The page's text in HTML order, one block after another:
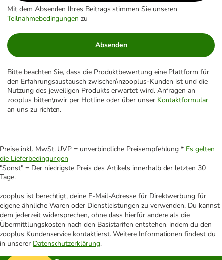
Mit dem Absenden Ihres Beitrags stimmen Sie unseren
Teilnahmebedingungen zu
Absenden
Bitte beachten Sie, dass die Produktbewertung eine Plattform für
den Erfahrungsaustausch zwischen\nzooplus-Kunden ist und die
Nutzung des jeweiligen Produkts erwartet wird. Anfragen an
zooplus bitten\nwir per Hotline oder über unser Kontaktformular
an uns zu richten.
Preise inkl. MwSt. UVP = unverbindliche Preisempfehlung * Es gelten
die Lieferbedingungen
"Sonst" = Der niedrigste Preis des Artikels innerhalb der letzten 30
Tage.
zooplus ist berechtigt, deine E-Mail-Adresse für Direktwerbung für
eigene ähnliche Waren oder Dienstleistungen zu verwenden. Du kannst
dem jederzeit widersprechen, ohne dass hierfür andere als die
Übermittlungskosten nach den Basistarifen entstehen, indem du den
zooplus Kundenservice kontaktierst. Weitere Informationen findest du
in unserer Datenschutzerklärung.